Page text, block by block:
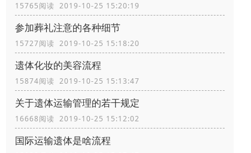
15765阅读 2019-10-25 15:20:19
参加葬礼注意的各种细节
15727阅读 2019-10-25 15:18:20
遗体化妆的美容流程
15874阅读 2019-10-25 15:13:47
关于遗体运输管理的若干规定
16668阅读 2019-10-25 15:12:02
国际运输遗体是啥流程